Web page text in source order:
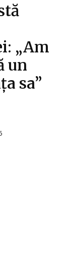
„Am
un
sa”